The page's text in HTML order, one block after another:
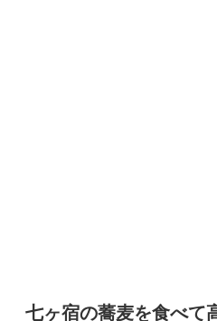
七ヶ宿の蕎麦を食べて